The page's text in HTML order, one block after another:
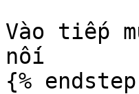
Vào tiếp
nối
{%